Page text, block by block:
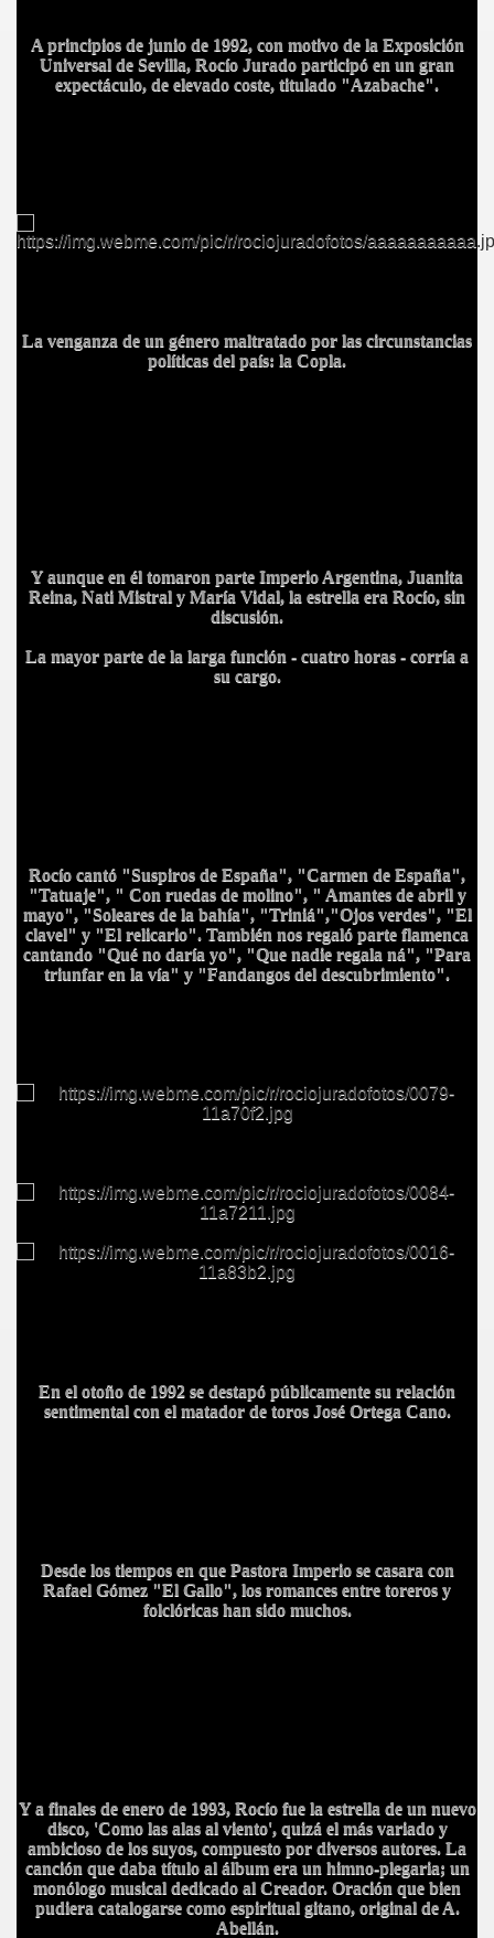
A principios de junio de 1992, con motivo de la Exposición
Universal de Sevilla, Rocío Jurado participó en un gran
expectáculo, de elevado coste, titulado "Azabache".
La venganza de un género maltratado por las circunstancias
políticas del país: la Copla.
Y aunque en él tomaron parte Imperio Argentina, Juanita
Reina, Nati Mistral y María Vidal, la estrella era Rocío, sin
discusión.
La mayor parte de la larga función - cuatro horas - corría a
su cargo.
Rocío cantó "Suspiros de España", "Carmen de España",
"Tatuaje", " Con ruedas de molino", " Amantes de abril y
mayo", "Soleares de la bahía", "Triniá","Ojos verdes", "El
clavel" y "El relicario". También nos regaló parte flamenca
cantando "Qué no daría yo", "Que nadie regala ná", "Para
triunfar en la vía" y "Fandangos del descubrimiento".
En el otoño de 1992 se destapó públicamente su relación
sentimental con el matador de toros José Ortega Cano.
Desde los tiempos en que Pastora Imperio se casara con
Rafael Gómez "El Gallo", los romances entre toreros y
folclóricas han sido muchos.
Y a finales de enero de 1993, Rocío fue la estrella de un nuevo
disco, 'Como las alas al viento', quizá el más variado y
ambicioso de los suyos, compuesto por diversos autores. La
canción que daba título al álbum era un himno-plegaria; un
monólogo musical dedicado al Creador. Oración que bien
pudiera catalogarse como espiritual gitano, original de A.
Abellán.
TANI